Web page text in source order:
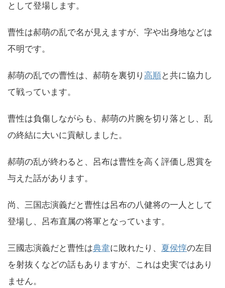
として登場します。
曹性は郝萌の乱で名が見えますが、字や出身地などは
不明です。
郝萌の乱での曹性は、郝萌を裏切り 高順と共に協力し
て戦っています。
曹性は負傷しながらも、郝萌の片腕を切り落とし、乱
の終結に大いに貢献しました。
郝萌の乱が終わると、呂布は曹性を高く評価し恩賞を
与えた話があります。
尚、三国志演義だと曹性は呂布の八健将の一人として
登場し、呂布直属の将軍となっています。
三國志演義だと曹性は典韋に敗れたり、 夏侯惇の左目
を射抜くなどの話もありますが、これは史実ではあり
ません。